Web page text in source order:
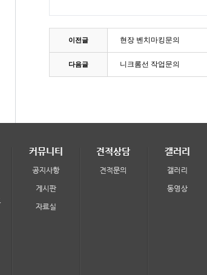
이전글 현장 벤치마킹문의
다음글 니크롬선 작업문의